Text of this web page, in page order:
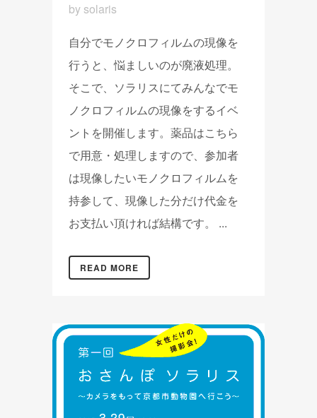
by solaris
自分でモノクロフィルムの現像を
行うと、悩ましいのが廃液処理。
そこで、ソラリスにてみんなでモ
ノクロフィルムの現像をするイベ
ントを開催します。薬品はこちら
で用意・処理しますので、参加者
は現像したいモノクロフィルムを
持参して、現像した分だけ代金を
お支払い頂ければ結構です。 ...
READ MORE